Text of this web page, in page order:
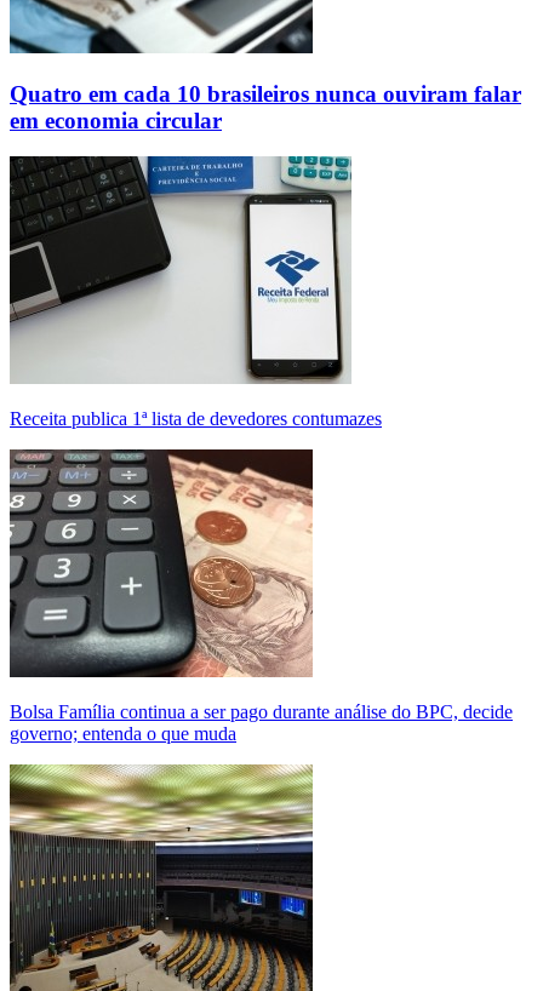
Quatro em cada 10 brasileiros nunca ouviram falar
em economia circular
Receita publica 1ª lista de devedores contumazes
Bolsa Família continua a ser pago durante análise do BPC, decide
governo; entenda o que muda